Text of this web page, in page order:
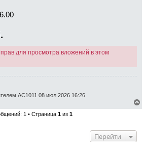
для просмотра вложений в этом
АС1011 08 июл 2026 16:26.
е
1 • Страница 1 из 1
Перейти